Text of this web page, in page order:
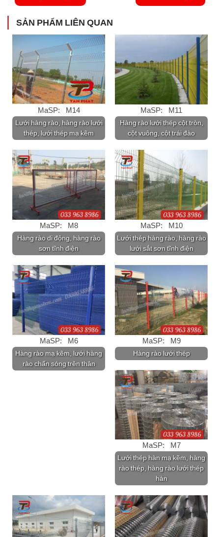
SẢN PHẨM LIÊN QUAN
MaSP: M14
Lưới hàng rào, hàng rào lưới
thép, lưới thép mạ kẽm
MaSP: M11
Hàng rào lưới thép cột tròn,
cột vuông, cột trái đào
MaSP: M8
Hàng rào di động, hàng rào
sơn tĩnh điện
MaSP: M10
Lưới thép hàng rào, hàng rào
lưới sắt sơn tĩnh điện
MaSP: M6
Hàng rào mạ kẽm, lưới hàng
rào chấn sóng trên thân
MaSP: M9
Hàng rào lưới thép
MaSP: M7
Lưới thép hàn mạ kẽm, hàng
rào thép, hàng rào lưới thép
hàn